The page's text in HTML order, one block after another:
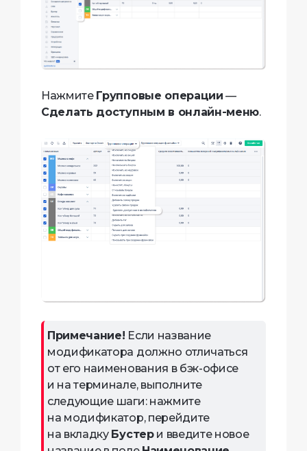
Нажмите Групповые операции —
Сделать доступным в онлайн-меню.
Примечание! Если название
модификатора должно отличаться
от его наименования в бэк-офисе
и на терминале, выполните
следующие шаги: нажмите
на модификатор, перейдите
на вкладку Бустери введите новое